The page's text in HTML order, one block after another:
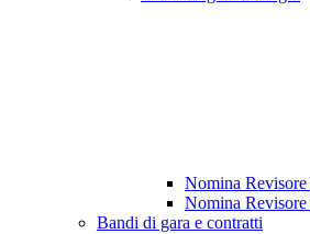
Nomina
Nomina
Bandi di gara e contratti